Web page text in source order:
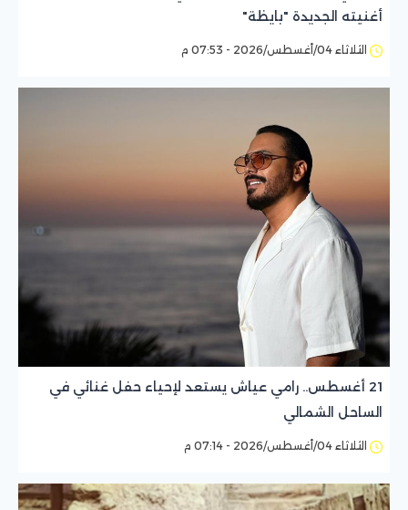
أغنيته الجديدة "بايظة"
الثلاثاء 04/أغسطس/2026 - 07:53 م
21 أغسطس.. رامي عياش يستعد لإحياء حفل غنائي في
الساحل الشمالي
الثلاثاء 04/أغسطس/2026 - 07:14 م